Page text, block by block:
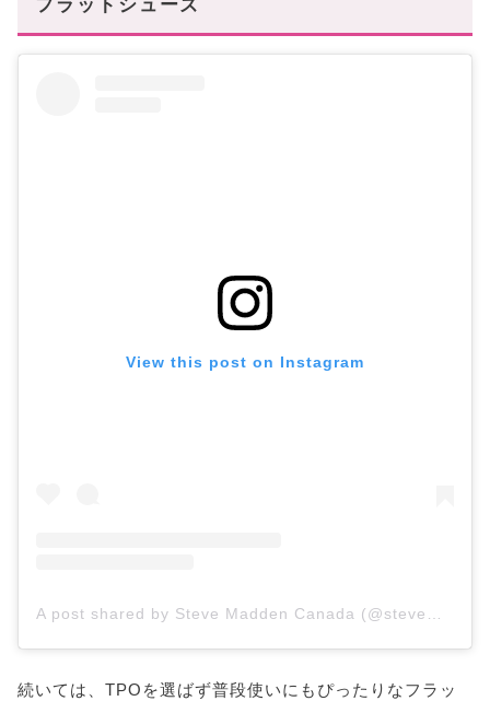
フラットシューズ
View this post on Instagram
続いては、TPOを選ばず普段使いにもぴったりなフラッ